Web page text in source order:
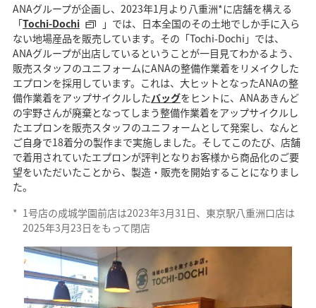
ANAグループが企画し、2023年1月より八重洲*に店舗を構える
「Tochi-Dochi
」では、日本全国のその土地でしか手に入ら
ない地場産品を販売しています。その「Tochi-Dochi」では、
ANAグループが出店しているということが一目見てわかるよう、
販売スタッフのユニフォームにANAの整備作業着をリメイクした
エプロンを採用しています。これは、大ヒットとなったANAの整
備作業着をアップサイクルしたバッグをヒントに、ANAあきんど
の宇野さんが廃棄となってしまう整備作業着をアップサイクルし
たエプロンを販売スタッフのユニフォームとして発案し、なんと
ご自身で18着分の製作まで実施しました。そしてこのたび、店舗
で着用されていたエプロンが評判となりお客様から商品化のご要
望をいただいたことから、製造・販売を開始することになりまし
た。
* 1号店の成城学園前店は2023年3月31日、東京駅八重洲口店は
2025年3月23日をもって閉店